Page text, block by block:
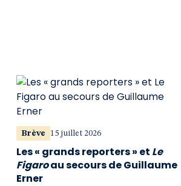
Brève 15 juillet 2026
Les « grands reporters » et Le
Figaroau secours de Guillaume
Erner